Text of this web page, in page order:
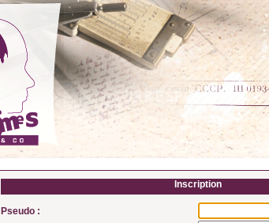
Inscription
Pseudo :